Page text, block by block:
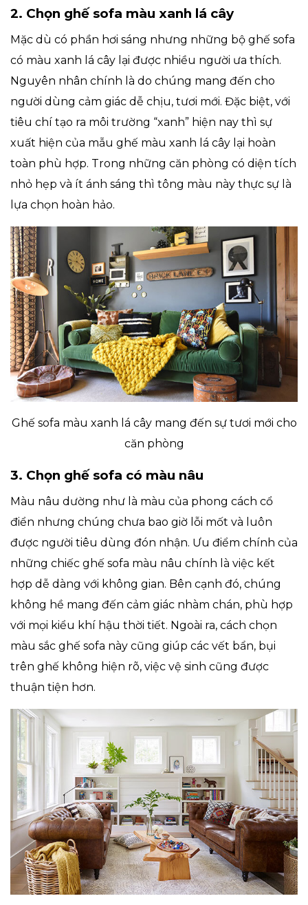
2. Chọn ghế sofa màu xanh lá cây
Mặc dù có phần hơi sáng nhưng những bộ ghế sofa
có màu xanh lá cây lại được nhiều người ưa thích.
Nguyên nhân chính là do chúng mang đến cho
người dùng cảm giác dễ chịu, tươi mới. Đặc biệt, với
tiêu chí tạo ra môi trường “xanh” hiện nay thì sự
xuất hiện của mẫu ghế màu xanh lá cây lại hoàn
toàn phù hợp. Trong những căn phòng có diện tích
nhỏ hẹp và ít ánh sáng thì tông màu này thực sự là
lựa chọn hoàn hảo.
Ghế sofa màu xanh lá cây mang đến sự tươi mới cho
căn phòng
3. Chọn ghế sofa có màu nâu
Màu nâu dường như là màu của phong cách cổ
điển nhưng chúng chưa bao giờ lỗi mốt và luôn
được người tiêu dùng đón nhận. Ưu điểm chính của
những chiếc ghế sofa màu nâu chính là việc kết
hợp dễ dàng với không gian. Bên cạnh đó, chúng
không hề mang đến cảm giác nhàm chán, phù hợp
với mọi kiểu khí hậu thời tiết. Ngoài ra, cách chọn
màu sắc ghế sofa này cũng giúp các vết bẩn, bụi
trên ghế không hiện rõ, việc vệ sinh cũng được
thuận tiện hơn.